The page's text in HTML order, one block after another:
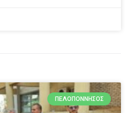
ΠΕΛΟΠΌΝΝΗΣΟΣ